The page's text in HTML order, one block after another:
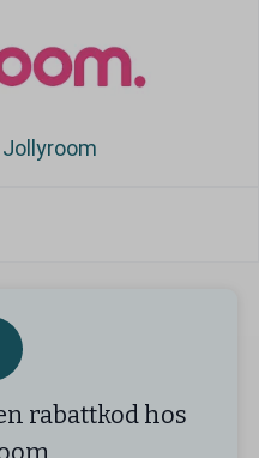
rabattkod hos